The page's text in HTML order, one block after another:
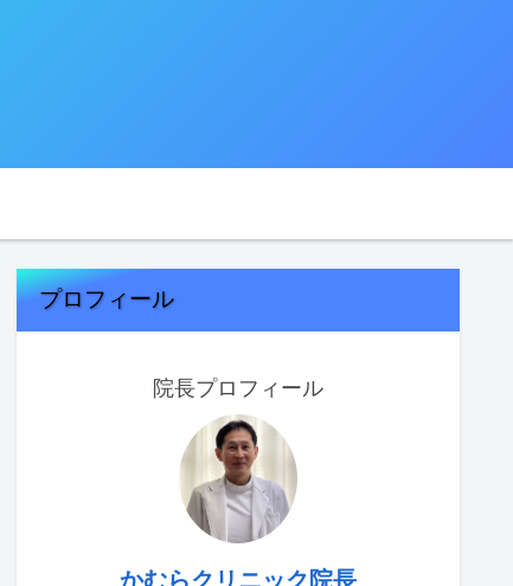
プロフィール
院長プロフィール
かむらクリニック院長